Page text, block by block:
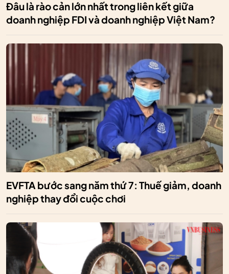
Đâu là rào cản lớn nhất trong liên kết giữa
doanh nghiệp FDI và doanh nghiệp Việt Nam?
EVFTA bước sang năm thứ 7: Thuế giảm, doanh
nghiệp thay đổi cuộc chơi